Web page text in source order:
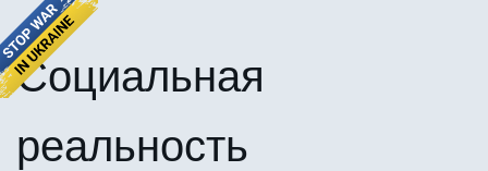
Социальная
реальность